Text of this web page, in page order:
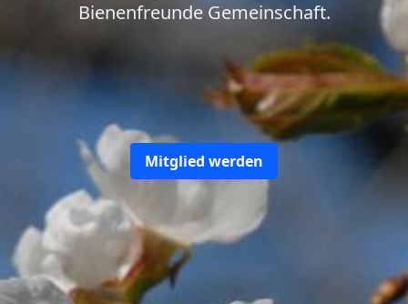
Bienenfreunde Gemeinschaft.
Mitglied werden